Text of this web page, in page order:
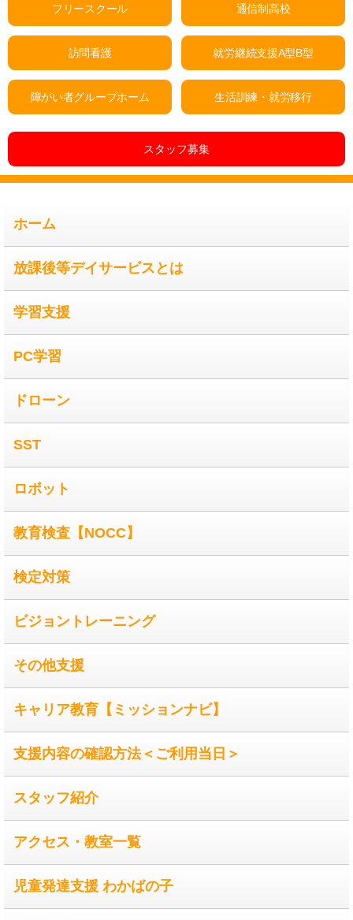
フリースクール 通信制高校
訪問看護 就労継続支援A型B型
障がい者グループホーム 生活訓練・就労移行
スタッフ募集
ホーム
放課後等デイサービスとは
学習支援
PC学習
ドローン
SST
ロボット
教育検査【NOCC】
検定対策
ビジョントレーニング
その他支援
キャリア教育【ミッションナビ】
支援内容の確認方法＜ご利用当日＞
スタッフ紹介
アクセス・教室一覧
児童発達支援 わかばの子